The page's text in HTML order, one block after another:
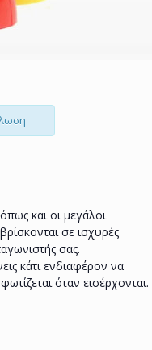
και οι μεγάλοι
σε ισχυρές
σας.
κάτι ενδιαφέρον να
όταν εισέρχονται.